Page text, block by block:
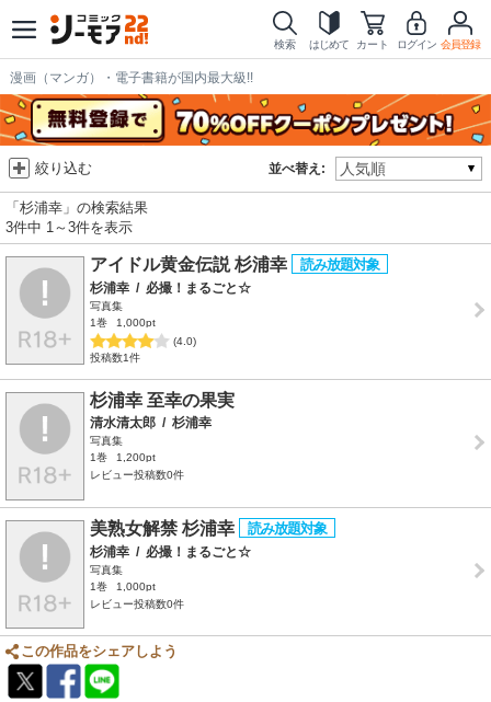
検索 はじめて カート ログイン 会員登録
漫画（マンガ）・電子書籍が国内最大級!!
並べ替え:
絞り込む
「杉浦幸」の検索結果
3件中 1～3件を表示
アイドル黄金伝説 杉浦幸
杉浦幸 / 必撮！まるごと☆
写真集
1巻
1,000pt
(4.0)
投稿数1件
杉浦幸 至幸の果実
清水清太郎 / 杉浦幸
写真集
1巻
1,200pt
レビュー投稿数0件
美熟女解禁 杉浦幸
杉浦幸 / 必撮！まるごと☆
写真集
1巻
1,000pt
レビュー投稿数0件
この作品をシェアしよう